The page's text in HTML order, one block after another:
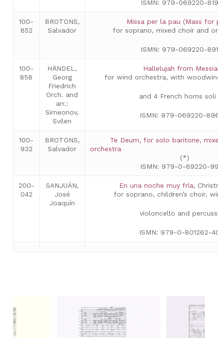
ISMN: 979-069220-
100-
852
BROTONS,
Salvador
Missa per la pau (Mass for
for soprano, mixed choir and
ISMN: 979-069220-
100-
858
HÄNDEL,
Georg
Friedrich
Orch. and
arr.:
Simeonov,
Svilen
Hallelujah from
for wind orchestra, with
and 4 French horns
ISMN: 979-069220-
100-
932
BROTONS,
Salvador
Te Deum, for solo baritone,
(*)
ISMN: 979-0-69220-
200-
042
SANJUÁN,
José
Joaquín
En una noche muy fría,
for soprano, children’s choir,
violoncello and
ISMN: 979-0-801262-